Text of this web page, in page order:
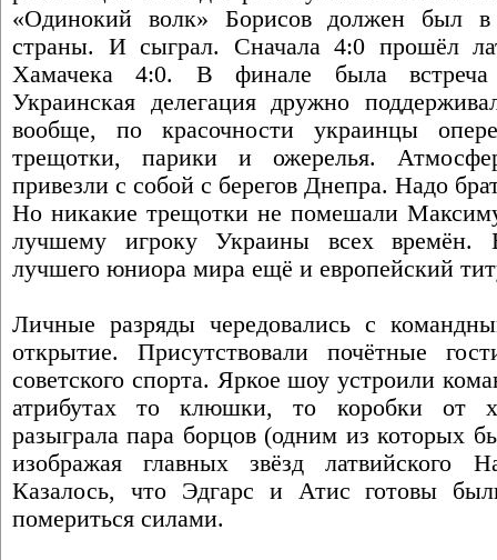
«Одинокий волк» Борисов должен был в
страны. И сыграл. Сначала 4:0 прошёл
Хамачека 4:0. В финале была встреча
Украинская делегация дружно
вообще, по красочности украинцы
трещотки, парики и ожерелья.
привезли с собой с берегов Днепра. Надо
Но никакие трещотки не помешали
лучшему игроку Украины всех времён.
лучшего юниора мира ещё и европейский
Личные разряды чередовались с
открытие. Присутствовали почётные
советского спорта. Яркое шоу устроили
атрибутах то клюшки, то коробки от
разыграла пара борцов (одним из которых
изображая главных звёзд
Казалось, что Эдгарс и Атис готовы
помериться силами.